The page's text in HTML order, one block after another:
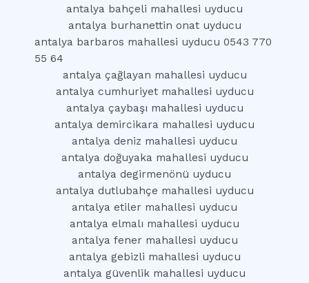
antalya bahçeli mahallesi uyducu
antalya burhanettin onat uyducu
antalya barbaros mahallesi uyducu 0543 770
55 64
antalya çağlayan mahallesi uyducu
antalya cumhuriyet mahallesi uyducu
antalya çaybaşı mahallesi uyducu
antalya demircikara mahallesi uyducu
antalya deniz mahallesi uyducu
antalya doğuyaka mahallesi uyducu
antalya degirmenönü uyducu
antalya dutlubahçe mahallesi uyducu
antalya etiler mahallesi uyducu
antalya elmalı mahallesi uyducu
antalya fener mahallesi uyducu
antalya gebizli mahallesi uyducu
antalya güvenlik mahallesi uyducu